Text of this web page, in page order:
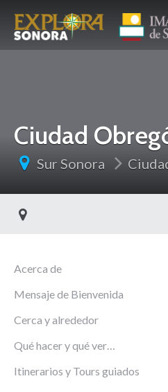
Ciudad
Sur Sonora
Acerca de
Mensaje de Bienvenida
Cerca y alrededor
Qué hacer y qué ver…
Itinerarios y Tours guiados